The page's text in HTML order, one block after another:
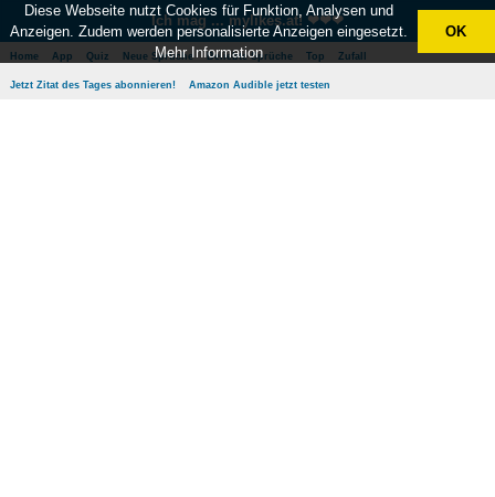
Ich mag ... mylikes.at! ❤❤❤
Home App Quiz Neue Sprüche Beliebte Sprüche Top Zufall
Jetzt Zitat des Tages abonnieren! Amazon Audible jetzt testen
Diese Webseite nutzt Cookies für Funktion, Analysen und
Anzeigen. Zudem werden personalisierte Anzeigen eingesetzt.
Mehr Information
OK